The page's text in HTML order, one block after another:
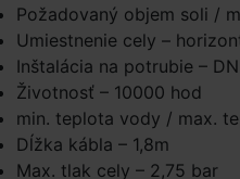
Požadovaný objem soli /
Umiestnenie cely –
Inštalácia na potrubie –
Životnosť – 10000 hod
min. teplota vody / max.
Dĺžka kábla – 1,8m
Max. tlak cely – 2,75 bar